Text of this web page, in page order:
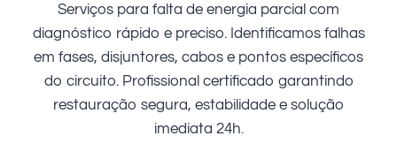
Serviços para falta de energia parcial com
diagnóstico rápido e preciso. Identificamos falhas
em fases, disjuntores, cabos e pontos específicos
do circuito. Profissional certificado garantindo
restauração segura, estabilidade e solução
imediata 24h.